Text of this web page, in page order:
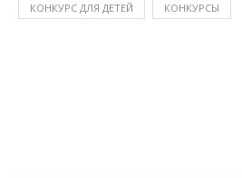
КОНКУРС ДЛЯ ДЕТЕЙ КОНКУРСЫ